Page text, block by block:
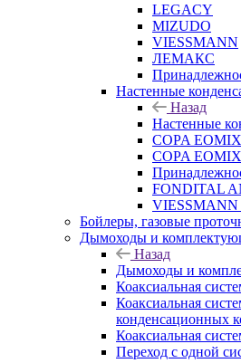
LEGACY
MIZUDO
VIESSMANN
ЛЕМАКС
Настенные
Назад
Настенные
COPA EOMIX
COPA
FONDITAL
VIESSMANN
Бойлеры, газовые
Дымоходы и
Назад
Дымоходы и
Коаксиальная
Коаксиальная
конденсационных
Коаксиальная
Переход с одной